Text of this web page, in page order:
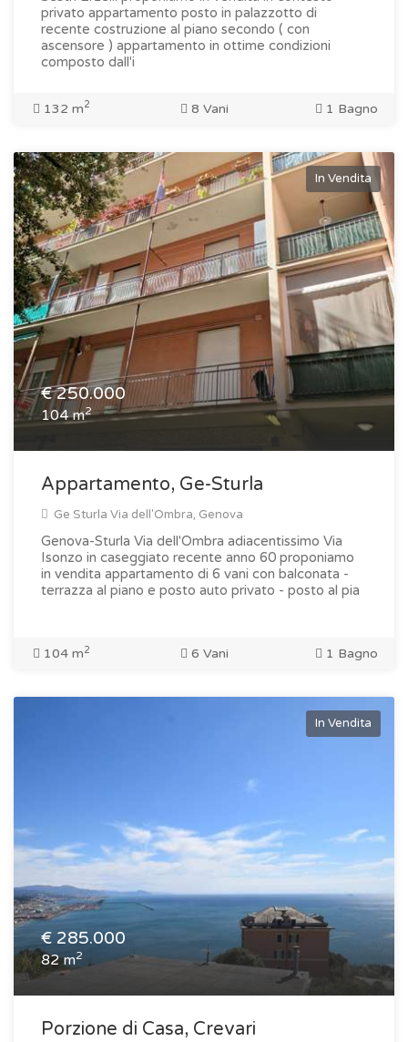
privato appartamento posto in palazzotto di
recente costruzione al piano secondo ( con
ascensore ) appartamento in ottime condizioni
composto dall'i
132 m2 8 Vani 1 Bagno
In Vendita
€250.000
104 m2
Appartamento, Ge-Sturla
Ge Sturla Via dell'Ombra, Genova
Genova-Sturla Via dell'Ombra adiacentissimo Via
Isonzo in caseggiato recente anno 60 proponiamo
in vendita appartamento di 6 vani con balconata -
terrazza al piano e posto auto privato - posto al pia
104 m2 6 Vani 1 Bagno
In Vendita
€ 285.000
82 m2
Porzione di Casa, Crevari